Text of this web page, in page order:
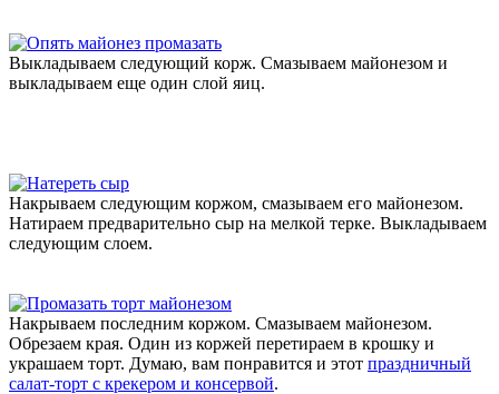
Выкладываем следующий корж. Смазываем майонезом и
выкладываем еще один слой яиц.
Накрываем следующим коржом, смазываем его майонезом.
Натираем предварительно сыр на мелкой терке. Выкладываем
следующим слоем.
Накрываем последним коржом. Смазываем майонезом.
Обрезаем края. Один из коржей перетираем в крошку и
украшаем торт. Думаю, вам понравится и этот праздничный
салат-торт с крекером и консервой.